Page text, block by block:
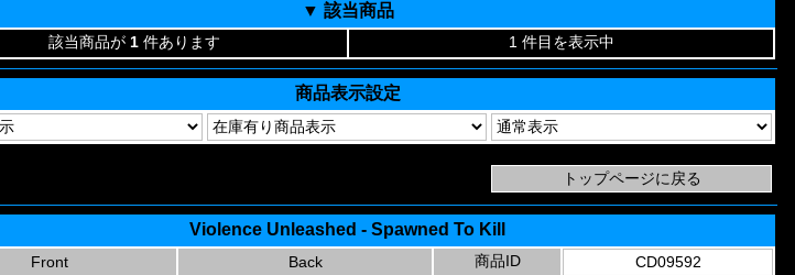
▼ 該当商品
該当商品が 1 件あります 1 件目を表示中
商品表示設定
Violence Unleashed - Spawned To Kill
Front Back 商品ID
CD09592